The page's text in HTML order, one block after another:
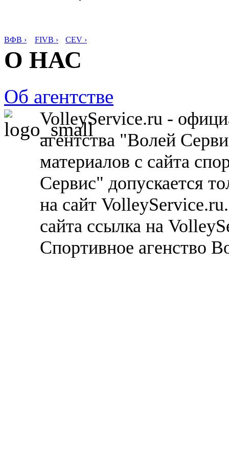
ВФВ › FIVB › CEV ›
О НАС
Об агентстве
VolleyService.ru -
агентства "Волей
материалов с сайта
Сервис" допускается
на сайт
сайта ссылка на
Спортивное агенство